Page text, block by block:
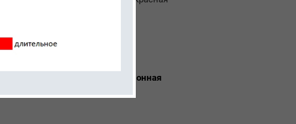
сопровождение и ситуационная